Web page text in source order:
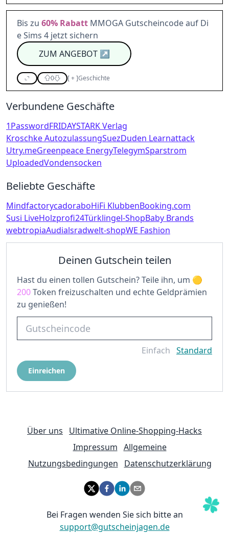
Bis zu 60% Rabatt MMOGA Gutscheincode auf Di
e Sims 4 jetzt sichern
ZUM ANGEBOT↗
0 [+]Geschichte
Verbundene Geschäfte
1PasswordFRIDAYSTARK Verlag
Kroschke AutozulassungSuezDuden Learnattack
Utry.meGreenpeace EnergyTelegymSparstrom
UploadedVondensocken
Beliebte Geschäfte
MindfactorycadoraboHiFi KlubbenBooking.com
Susi LiveHolzprofi24Türklingel-ShopBaby Brands
webtropiaAudialsradwelt-shopWE Fashion
Deinen Gutschein teilen
Hast du einen tollen Gutschein? Teile ihn, um
200Token freizuschalten und echte Geldprämien
zu genießen!
Einfach Standard
Einreichen
Über uns
Ultimative Online-Shopping-Hacks
Impressum Allgemeine
Nutzungsbedingungen
Datenschutzerklärung
Bei Fragen wenden Sie sich bitte an
support@gutscheinjagen.de